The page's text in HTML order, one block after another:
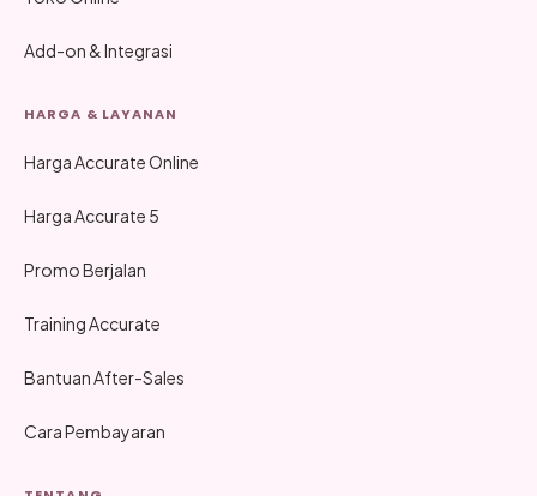
Add-on & Integrasi
HARGA & LAYANAN
Harga Accurate Online
Harga Accurate 5
Promo Berjalan
Training Accurate
Bantuan After-Sales
Cara Pembayaran